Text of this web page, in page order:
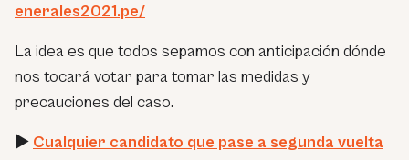
enerales2021.pe/
La idea es que todos sepamos con anticipación dónde
nos tocará votar para tomar las medidas y
precauciones del caso.
► Cualquier candidato que pase a segunda vuelta